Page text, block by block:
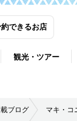
できるお店
観光・ツアー
ブログ マキ・コ